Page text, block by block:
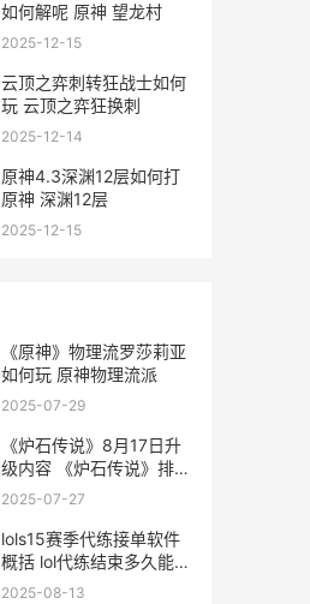
如何解呢 原神 望龙村
2025-12-15
云顶之弈刺转狂战士如何
玩 云顶之弈狂换刺
2025-12-14
原神4.3深渊12层如何打
原神 深渊12层
2025-12-15
《原神》物理流罗莎莉亚
如何玩 原神物理流派
2025-07-29
《炉石传说》8月17日升
级内容 《炉石传说》排行
榜
2025-07-27
lols15赛季代练接单软件
概括 lol代练结束多久能上
号
2025-08-13